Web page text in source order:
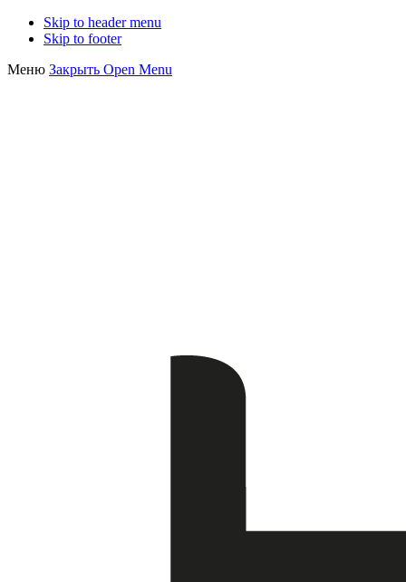
Skip to header menu
Skip to footer
Меню Закрыть Open Menu